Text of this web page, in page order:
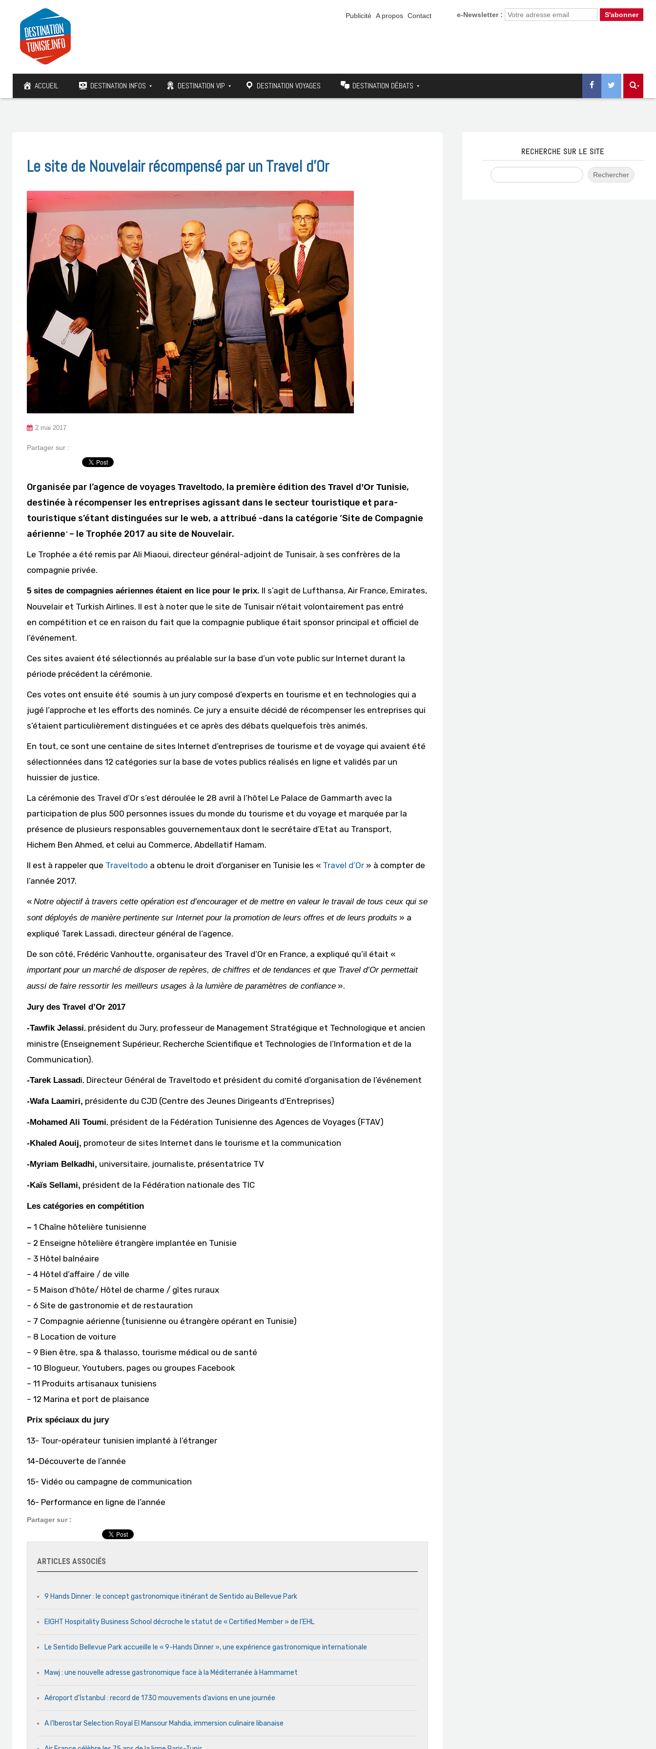
e-Newsletter :
Publicité A propos Contact
ACCUEIL DESTINATION INFOS DESTINATION VIP DESTINATION VOYAGES DESTINATION DÉBATS
Le site de Nouvelair récompensé par un Travel d’Or
2 mai 2017
Partager sur :
Organisée par l’agence de voyages Traveltodo, la première édition des Travel d’Or Tunisie,
destinée à récompenser les entreprises agissant dans le secteur touristique et para-
touristique s’étant distinguées sur le web, a attribué -dans la catégorie ‘Site de Compagnie
aérienne‘ – le Trophée 2017 au site de Nouvelair.
Le Trophée a été remis par Ali Miaoui, directeur général-adjoint de Tunisair, à ses confrères de la
compagnie privée.
5 sites de compagnies aériennes étaient en lice pour le prix. Il s’agit de Lufthansa, Air France, Emirates,
Nouvelair et Turkish Airlines. Il est à noter que le site de Tunisair n’était volontairement pas entré
en compétition et ce en raison du fait que la compagnie publique était sponsor principal et officiel de
l’événement.
Ces sites avaient été sélectionnés au préalable sur la base d’un vote public sur Internet durant la
période précédent la cérémonie.
Ces votes ont ensuite été soumis à un jury composé d’experts en tourisme et en technologies qui a
jugé l’approche et les efforts des nominés. Ce jury a ensuite décidé de récompenser les entreprises qui
s’étaient particulièrement distinguées et ce après des débats quelquefois très animés.
En tout, ce sont une centaine de sites Internet d’entreprises de tourisme et de voyage qui avaient été
sélectionnées dans 12 catégories sur la base de votes publics réalisés en ligne et validés par un
huissier de justice.
La cérémonie des Travel d’Or s’est déroulée le 28 avril à l’hôtel Le Palace de Gammarth avec la
participation de plus 500 personnes issues du monde du tourisme et du voyage et marquée par la
présence de plusieurs responsables gouvernementaux dont le secrétaire d’Etat au Transport,
Hichem Ben Ahmed, et celui au Commerce, Abdellatif Hamam.
Il est à rappeler que Traveltodo a obtenu le droit d’organiser en Tunisie les « Travel d’Or » à compter de
l’année 2017.
« Notre objectif à travers cette opération est d’encourager et de mettre en valeur le travail de tous ceux qui se
sont déployés de manière pertinente sur Internet pour la promotion de leurs offres et de leurs produits » a
expliqué Tarek Lassadi, directeur général de l’agence.
De son côté, Frédéric Vanhoutte, organisateur des Travel d’Or en France, a expliqué qu’il était «
important pour un marché de disposer de repères, de chiffres et de tendances et que Travel d’Or permettait
aussi de faire ressortir les meilleurs usages à la lumière de paramètres de confiance ».
Jury des Travel d’Or 2017
-Tawfik Jelassi, président du Jury, professeur de Management Stratégique et Technologique et ancien
ministre (Enseignement Supérieur, Recherche Scientifique et Technologies de l’Information et de la
Communication).
-Tarek Lassadi, Directeur Général de Traveltodo et président du comité d’organisation de l’événement
-Wafa Laamiri, présidente du CJD (Centre des Jeunes Dirigeants d’Entreprises)
-Mohamed Ali Toumi, président de la Fédération Tunisienne des Agences de Voyages (FTAV)
-Khaled Aouij, promoteur de sites Internet dans le tourisme et la communication
-Myriam Belkadhi, universitaire, journaliste, présentatrice TV
-Kaïs Sellami, président de la Fédération nationale des TIC
Les catégories en compétition
– 1 Chaîne hôtelière tunisienne
– 2 Enseigne hôtelière étrangère implantée en Tunisie
– 3 Hôtel balnéaire
– 4 Hôtel d’affaire / de ville
– 5 Maison d’hôte/ Hôtel de charme / gîtes ruraux
– 6 Site de gastronomie et de restauration
– 7 Compagnie aérienne (tunisienne ou étrangère opérant en Tunisie)
– 8 Location de voiture
– 9 Bien être, spa & thalasso, tourisme médical ou de santé
– 10 Blogueur, Youtubers, pages ou groupes Facebook
– 11 Produits artisanaux tunisiens
– 12 Marina et port de plaisance
Prix spéciaux du jury
13- Tour-opérateur tunisien implanté à l’étranger
14-Découverte de l’année
15- Vidéo ou campagne de communication
16- Performance en ligne de l’année
Partager sur :
ARTICLES ASSOCIÉS
9 Hands Dinner : le concept gastronomique itinérant de Sentido au Bellevue Park
EIGHT Hospitality Business School décroche le statut de « Certified Member » de l’EHL
Le Sentido Bellevue Park accueille le « 9-Hands Dinner », une expérience gastronomique internationale
Mawj : une nouvelle adresse gastronomique face à la Méditerranée à Hammamet
Aéroport d’İstanbul : record de 1730 mouvements d’avions en une journée
A l’Iberostar Selection Royal El Mansour Mahdia, immersion culinaire libanaise
RECHERCHE SUR LE SITE